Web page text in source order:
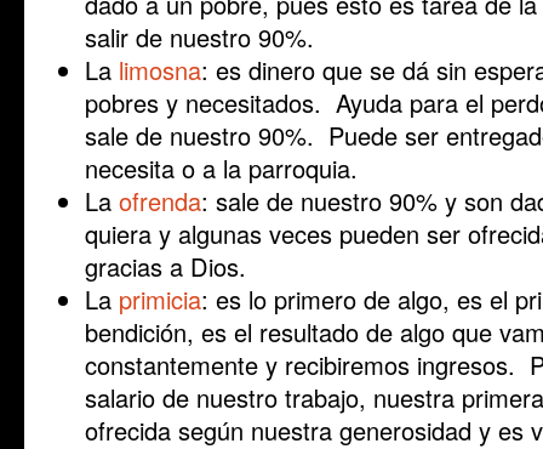
salir de nuestro 90%.
La limosna: es dinero que se dá sin
pobres y necesitados. Ayuda para el
sale de nuestro 90%. Puede ser
necesita o a la parroquia.
La ofrenda: sale de nuestro 90% y son
quiera y algunas veces pueden ser
gracias a Dios.
La primicia: es lo primero de algo, es el
bendición, es el resultado de algo que
constantemente y recibiremos ingresos.
salario de nuestro trabajo, nuestra
ofrecida según nuestra generosidad y es